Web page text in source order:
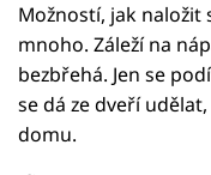
Možností, jak
mnoho. Záleží na
bezbřehá. Jen se
se dá ze dveří
domu.